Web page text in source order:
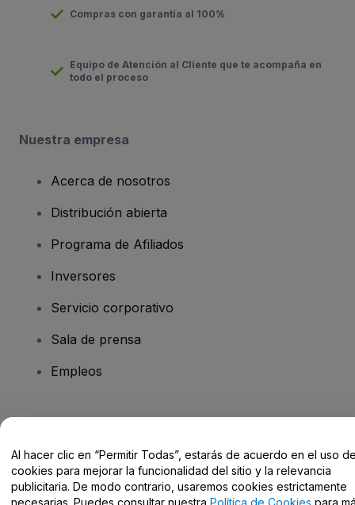
Compras con garantía al 100%
Equipo de Atención al Cliente que te acompaña en
todo el proceso
Nuestra empresa
Acerca de nosotros
Distribución abierta
Programa de Afiliados
Inversores
Servicio corporativo
Sala de prensa
Empleos
Centro de Ayuda / Contacto
Al hacer clic en “Permitir Todas”, estarás de acuerdo en el uso
cookies para mejorar la funcionalidad del sitio y la relevancia
publicitaria. De modo contrario, usaremos cookies estrictamente
necesarias. Puedes consultar nuestra Política de Cookies para